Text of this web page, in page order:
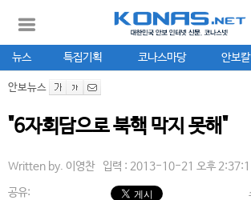
뉴스 특집기획 코나스마당 안보
안보뉴스
"6자회담으로 북핵 막지 못해"
Written by. 이영찬 입력 : 2013-10-21 오후
공유: